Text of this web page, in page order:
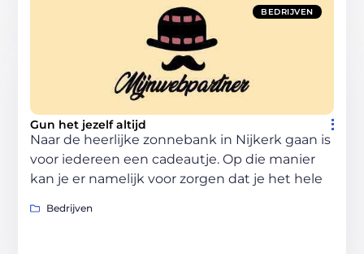
BEDRIJVEN
Gun het jezelf altijd
Naar de heerlijke zonnebank in Nijkerk gaan is
voor iedereen een cadeautje. Op die manier
kan je er namelijk voor zorgen dat je het hele
Bedrijven